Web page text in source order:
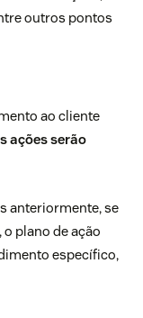
outros pontos
ao cliente
ações serão
anteriormente, se
plano de ação
específico,